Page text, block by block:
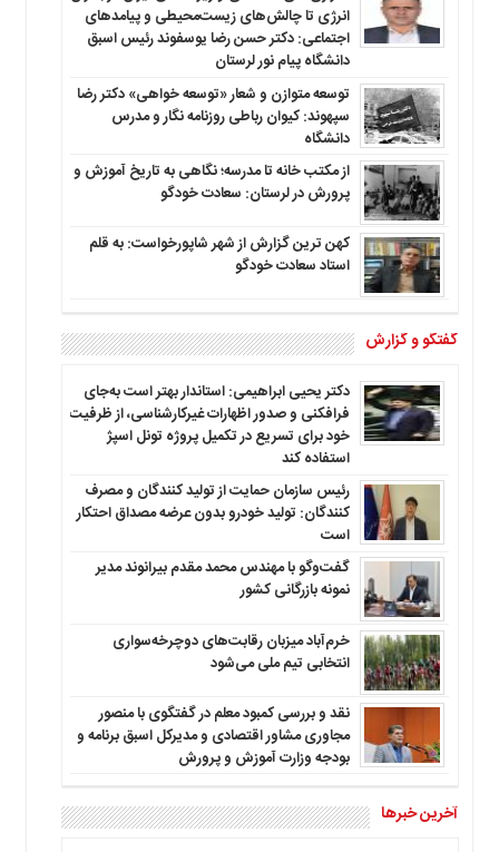
انرژی تا چالش‌های زیست‌محیطی و پیامدهای
اجتماعی: دکتر حسن رضا یوسفوند رئیس اسبق
دانشگاه پیام نور لرستان
توسعه متوازن و شعار «توسعه خواهی» دکتر رضا
سپهوند: کیوان رباطی روزنامه نگار و مدرس
دانشگاه
از مکتب خانه تا مدرسه؛ نگاهی به تاریخ آموزش و
پرورش در لرستان: سعادت خودگو
کهن ترین گزارش از شهر شاپورخواست: به قلم
استاد سعادت خودگو
گفتگو و گزارش
دکتر یحیی ابراهیمی: استاندار بهتر است به‌جای
فرافکنی و صدور اظهارات غیرکارشناسی، از ظرفیت
خود برای تسریع در تکمیل پروژه تونل اسپژ
استفاده کند
رئیس سازمان حمایت از تولید کنندگان و مصرف
کنندگان: تولید خودرو بدون عرضه مصداق احتکار
است
گفت‌وگو با مهندس محمد مقدم بیرانوند مدیر
نمونه بازرگانی کشور
خرم‌آباد میزبان رقابت‌های دوچرخه‌سواری
انتخابی تیم ملی می‌شود
نقد و بررسی کمبود معلم در گفتگوی با منصور
مجاوری مشاور اقتصادی و مدیرکل اسبق برنامه و
بودجه وزارت آموزش و پرورش
آخرین خبرها